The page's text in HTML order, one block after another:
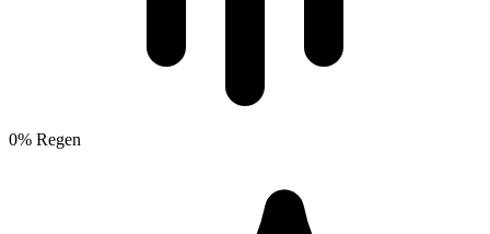
0% Regen